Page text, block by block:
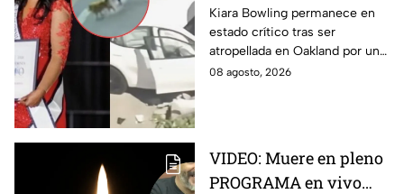
toman un auto a
escondidas y
atropellan a una joven
en California
Kiara Bowling permanece en
estado crítico tras ser
atropellada en Oakland por un
automóvil que, de acuerdo con
08 agosto, 2026
VIDEO: Muere en pleno
PROGRAMA en vivo